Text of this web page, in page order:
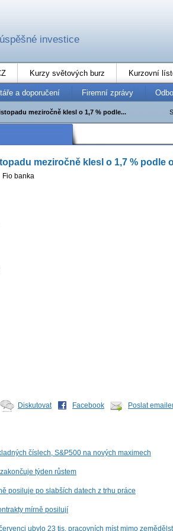
investice
Kurzy světových burz Kurzovní
a doporučení Firemní zprávy
meziročně klesl o 1,7 % podle...
meziročně klesl o 1,7 % podle
Fio banka
Diskutovat Facebook Poslat
číslech, S&P500 na nových maximech
týden růstem
posiluje po slabších datech z trhu práce
mírně posilují
ubylo 23 tis. pracovních míst mimo